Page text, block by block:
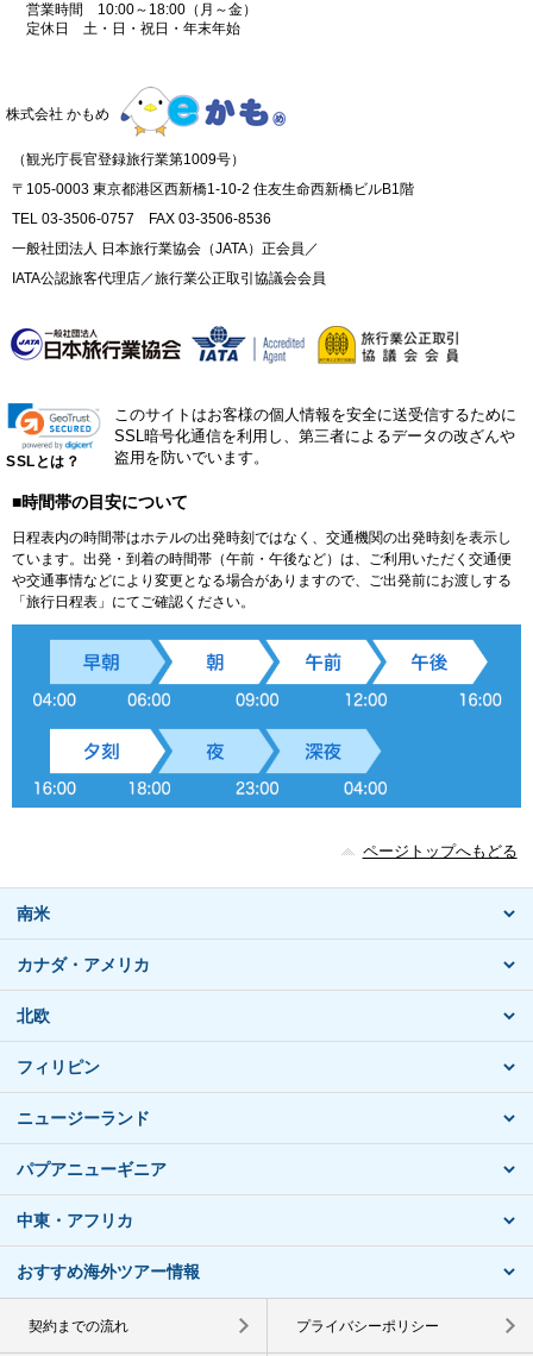
営業時間 10:00～18:00（月～金）
定休日 土・日・祝日・年末年始
株式会社 かもめ
（観光庁長官登録旅行業第1009号）
〒105-0003 東京都港区西新橋1-10-2 住友生命西新橋ビルB1階
TEL 03-3506-0757 FAX 03-3506-8536
一般社団法人 日本旅行業協会（JATA）正会員／
IATA公認旅客代理店／旅行業公正取引協議会会員
SSLとは？
このサイトはお客様の個人情報を安全に送受信するために
SSL暗号化通信を利用し、第三者によるデータの改ざんや
盗用を防いでいます。
■時間帯の目安について
日程表内の時間帯はホテルの出発時刻ではなく、交通機関の出発時刻を表示し
ています。出発・到着の時間帯（午前・午後など）は、ご利用いただく交通便
や交通事情などにより変更となる場合がありますので、ご出発前にお渡しする
「旅行日程表」にてご確認ください。
ページトップへもどる
南米
カナダ・アメリカ
北欧
フィリピン
ニュージーランド
パプアニューギニア
中東・アフリカ
おすすめ海外ツアー情報
契約までの流れ プライバシーポリシー